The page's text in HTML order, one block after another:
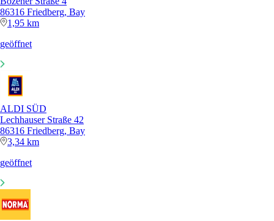
86316 Friedberg, Bay
1,95 km
geöffnet
ALDI SÜD
Lechhauser Straße 42
86316 Friedberg, Bay
3,34 km
geöffnet